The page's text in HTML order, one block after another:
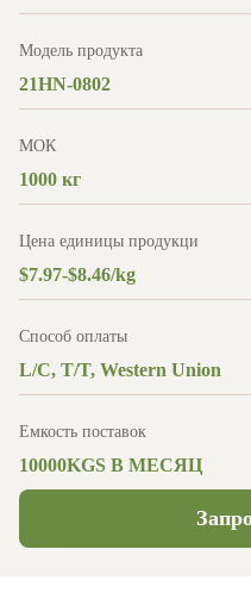
Модель продукта
21HN-0802
МОК
1000 кг
Цена единицы продукци
$7.97-$8.46/kg
Способ оплаты
L/C, T/T, Western Union
Емкость поставок
10000KGS В МЕСЯЦ